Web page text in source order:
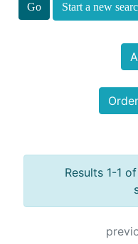
Start a new
Results 1-1